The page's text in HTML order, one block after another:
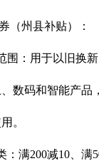
（州县补贴）：
围：用于以旧换
数码和智能产品
。
：满200减10、满